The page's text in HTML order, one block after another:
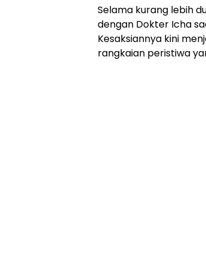
Selama kurang lebih
dengan Dokter Icha
Kesaksiannya kini
rangkaian peristiwa